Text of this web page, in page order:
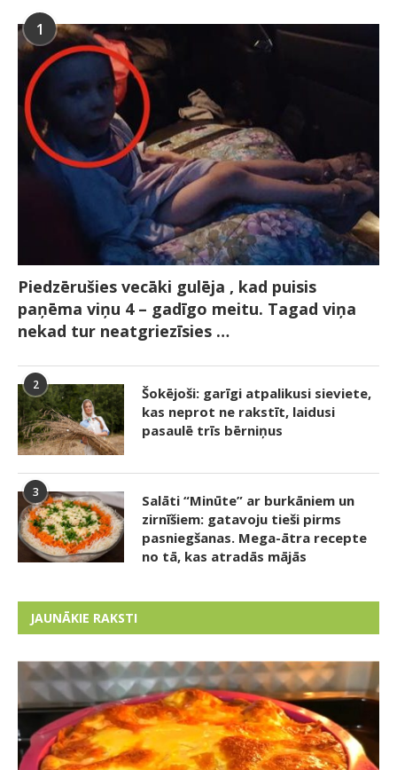
1
Piedzērušies vecāki gulēja , kad puisis
paņēma viņu 4 – gadīgo meitu. Tagad viņa
nekad tur neatgriezīsies …
2
Šokējoši: garīgi atpalikusi sieviete,
kas neprot ne rakstīt, laidusi
pasaulē trīs bērniņus
3
Salāti “Minūte” ar burkāniem un
zirnīšiem: gatavoju tieši pirms
pasniegšanas. Mega-ātra recepte
no tā, kas atradās mājās
JAUNĀKIE RAKSTI